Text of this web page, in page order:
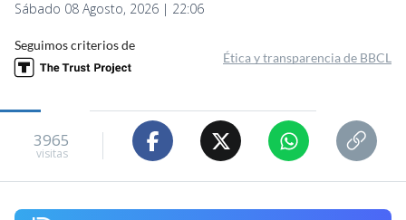
Sábado 08 Agosto, 2026 | 22:06
Seguimos criterios de
Ética y transparencia de BBCL
3965
visitas